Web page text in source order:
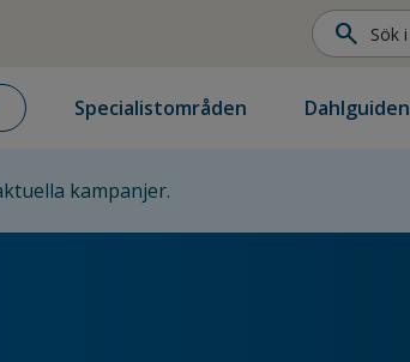
search
Specialistområden Dahlguiden
kampanjer.